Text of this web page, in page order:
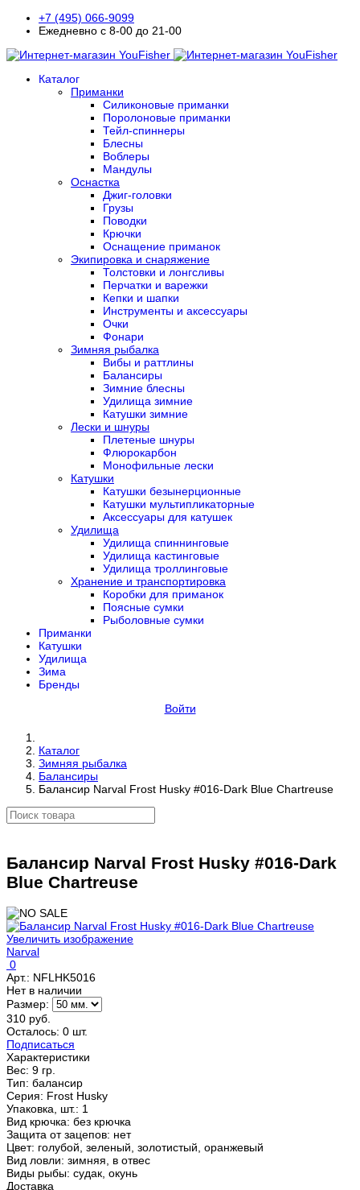
+7 (495) 066-9099
Ежедневно с 8-00 до 21-00
Каталог
Приманки
Силиконовые приманки
Поролоновые приманки
Тейл-спиннеры
Блесны
Воблеры
Мандулы
Оснастка
Джиг-головки
Грузы
Поводки
Крючки
Оснащение приманок
Экипировка и снаряжение
Толстовки и лонгсливы
Перчатки и варежки
Кепки и шапки
Инструменты и аксессуары
Очки
Фонари
Зимняя рыбалка
Вибы и раттлины
Балансиры
Зимние блесны
Удилища зимние
Катушки зимние
Лески и шнуры
Плетеные шнуры
Флюрокарбон
Монофильные лески
Катушки
Катушки безынерционные
Катушки мультипликаторные
Аксессуары для катушек
Удилища
Удилища спиннинговые
Удилища кастинговые
Удилища троллинговые
Хранение и транспортировка
Коробки для приманок
Поясные сумки
Рыболовные сумки
Приманки
Катушки
Удилища
Зима
Бренды
Войти
Каталог
Зимняя рыбалка
Балансиры
Балансир Narval Frost Husky #016-Dark Blue Chartreuse
Балансир Narval Frost Husky #016-Dark
Blue Chartreuse
Увеличить изображение
Narval
0
Арт.: NFLHK5016
Нет в наличии
Размер:
310 руб.
Осталось: 0 шт.
Подписаться
Характеристики
Вес: 9 гр.
Тип: балансир
Серия: Frost Husky
Упаковка, шт.: 1
Вид крючка: без крючка
Защита от зацепов: нет
Цвет: голубой, зеленый, золотистый, оранжевый
Вид ловли: зимняя, в отвес
Виды рыбы: судак, окунь
Доставка